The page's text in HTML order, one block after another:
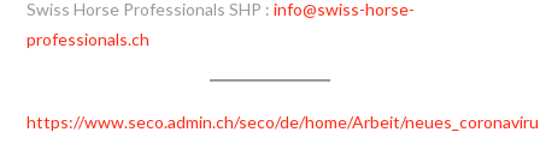
Swiss Horse Professionals SHP :info@swiss-horse-
professionals.ch
https://www.seco.admin.ch/seco/de/home/Arbeit/